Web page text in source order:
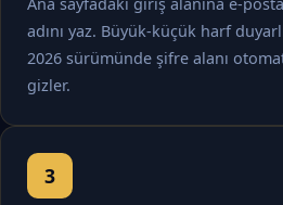
adını yaz. Büyük-küçük harf
2026 sürümünde şifre alanı
gizler.